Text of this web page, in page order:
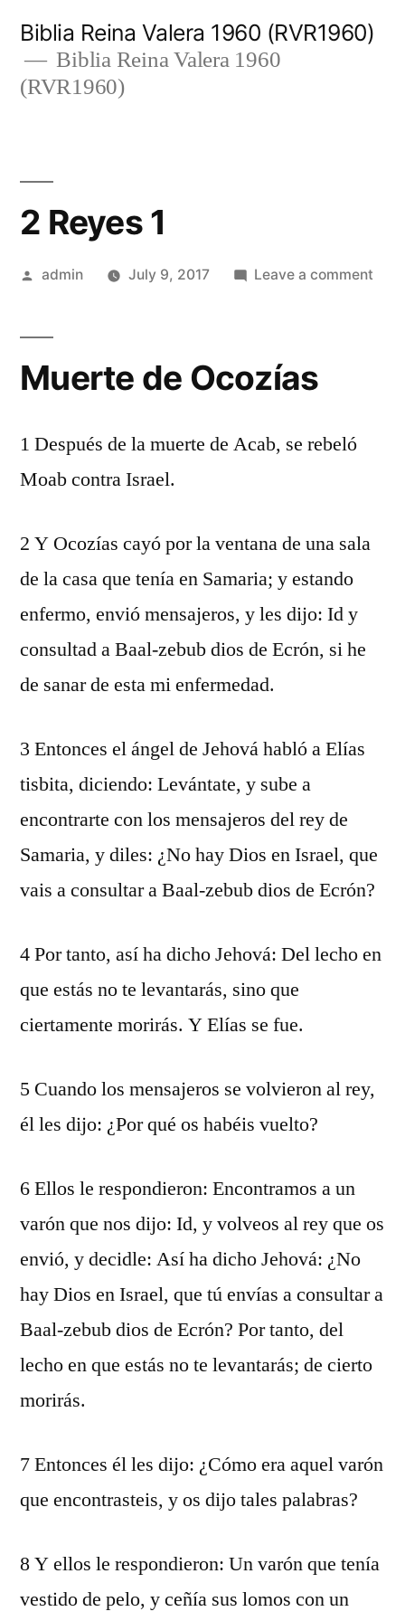
content
Biblia Reina Valera 1960 (RVR1960)
Biblia Reina Valera 1960
(RVR1960)
2 Reyes 1
Posted
admin July 9, 2017 Leave a comment
Muerte de Ocozías
1 Después de la muerte de Acab, se rebeló
Moab contra Israel.
2 Y Ocozías cayó por la ventana de una sala
de la casa que tenía en Samaria; y estando
enfermo, envió mensajeros, y les dijo: Id y
consultad a Baal-zebub dios de Ecrón, si he
de sanar de esta mi enfermedad.
3 Entonces el ángel de Jehová habló a Elías
tisbita, diciendo: Levántate, y sube a
encontrarte con los mensajeros del rey de
Samaria, y diles: ¿No hay Dios en Israel, que
vais a consultar a Baal-zebub dios de Ecrón?
4 Por tanto, así ha dicho Jehová: Del lecho en
que estás no te levantarás, sino que
ciertamente morirás. Y Elías se fue.
5 Cuando los mensajeros se volvieron al rey,
él les dijo: ¿Por qué os habéis vuelto?
6 Ellos le respondieron: Encontramos a un
varón que nos dijo: Id, y volveos al rey que os
envió, y decidle: Así ha dicho Jehová: ¿No
hay Dios en Israel, que tú envías a consultar a
Baal-zebub dios de Ecrón? Por tanto, del
lecho en que estás no te levantarás; de cierto
morirás.
7 Entonces él les dijo: ¿Cómo era aquel varón
que encontrasteis, y os dijo tales palabras?
8 Y ellos le respondieron: Un varón que tenía
vestido de pelo, y ceñía sus lomos con un